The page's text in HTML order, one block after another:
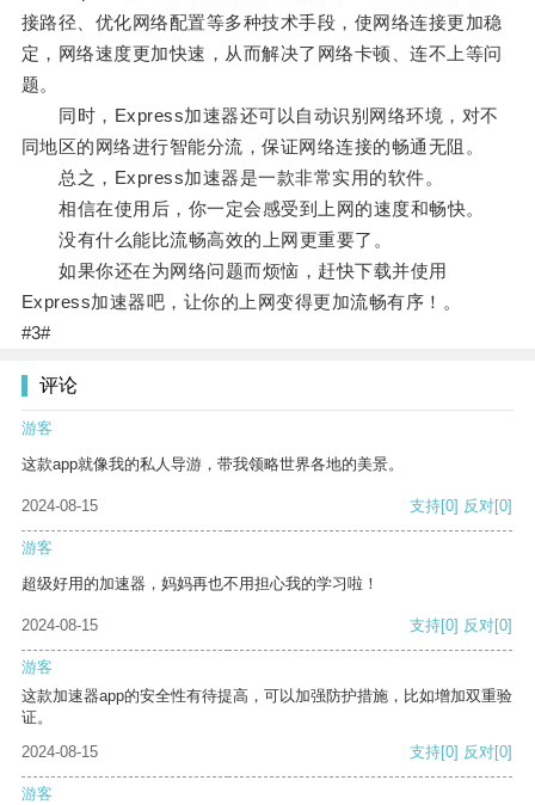
接路径、优化网络配置等多种技术手段，使网络连接更加稳
定，网络速度更加快速，从而解决了网络卡顿、连不上等问
题。
同时，Express加速器还可以自动识别网络环境，对不
同地区的网络进行智能分流，保证网络连接的畅通无阻。
总之，Express加速器是一款非常实用的软件。
相信在使用后，你一定会感受到上网的速度和畅快。
没有什么能比流畅高效的上网更重要了。
如果你还在为网络问题而烦恼，赶快下载并使用
Express加速器吧，让你的上网变得更加流畅有序！。
#3#
评论
游客
这款app就像我的私人导游，带我领略世界各地的美景。
2024-08-15 支持[0] 反对[0]
游客
超级好用的加速器，妈妈再也不用担心我的学习啦！
2024-08-15 支持[0] 反对[0]
游客
这款加速器app的安全性有待提高，可以加强防护措施，比如增加双重验
证。
2024-08-15
支持[0] 反对[0]
游客